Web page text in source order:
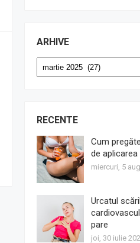
ARHIVE
Arhive
RECENTE
Cum
de
miercuri, 5
Urcatul
pare
joi, 30 iulie